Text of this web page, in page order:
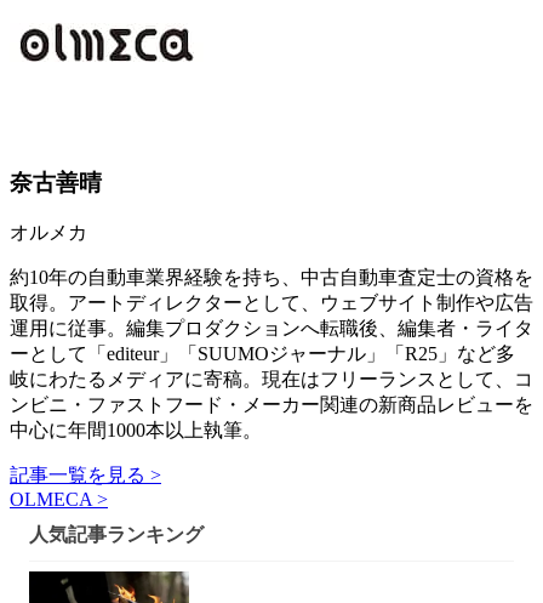
奈古善晴
オルメカ
約10年の自動車業界経験を持ち、中古自動車査定士の資格を
取得。アートディレクターとして、ウェブサイト制作や広告
運用に従事。編集プロダクションへ転職後、編集者・ライタ
ーとして「editeur」「SUUMOジャーナル」「R25」など多
岐にわたるメディアに寄稿。現在はフリーランスとして、コ
ンビニ・ファストフード・メーカー関連の新商品レビューを
中心に年間1000本以上執筆。
記事一覧を見る >
OLMECA >
人気記事ランキング